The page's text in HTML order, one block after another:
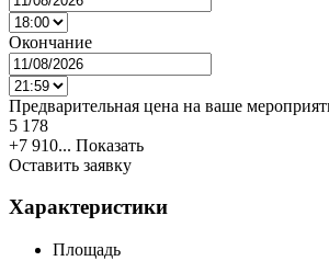
Окончание
Предварительная цена на ваше
5 178
+7 910... Показать
Оставить заявку
Характеристики
Площадь